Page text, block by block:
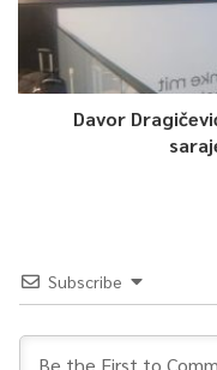
Davor
Subscribe